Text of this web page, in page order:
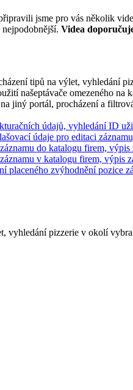
jsme pro vás několik
Videa
tipů na výlet, vyhledání
našeptávače omezeného
jiný portál, procházení a
údajů, vyhledání ID
údaje pro editaci
do katalogu firem,
v katalogu firem, výpis
placeného zvýhodnění
vyhledání pizzerie v okolí